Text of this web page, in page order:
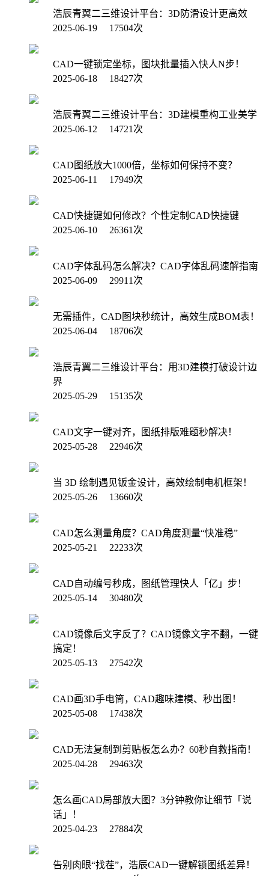
浩辰青翼二三维设计平台：3D防滑设计更高效
2025-06-19 17504次
CAD一键锁定坐标，图块批量插入快人N步！
2025-06-18 18427次
浩辰青翼二三维设计平台：3D建模重构工业美学
2025-06-12 14721次
CAD图纸放大1000倍，坐标如何保持不变？
2025-06-11 17949次
CAD快捷键如何修改？个性定制CAD快捷键
2025-06-10 26361次
CAD字体乱码怎么解决？CAD字体乱码速解指南
2025-06-09 29911次
无需插件，CAD图块秒统计，高效生成BOM表！
2025-06-04 18706次
浩辰青翼二三维设计平台：用3D建模打破设计边
界
2025-05-29 15135次
CAD文字一键对齐，图纸排版难题秒解决！
2025-05-28 22946次
当 3D 绘制遇见钣金设计，高效绘制电机框架！
2025-05-26 13660次
CAD怎么测量角度？CAD角度测量“快准稳”
2025-05-21 22233次
CAD自动编号秒成，图纸管理快人「亿」步！
2025-05-14 30480次
CAD镜像后文字反了？CAD镜像文字不翻，一键
搞定！
2025-05-13 27542次
CAD画3D手电筒，CAD趣味建模、秒出图！
2025-05-08 17438次
CAD无法复制到剪贴板怎么办？60秒自救指南！
2025-04-28 29463次
怎么画CAD局部放大图？3分钟教你让细节「说
话」！
2025-04-23 27884次
告别肉眼“找茬”，浩辰CAD一键解锁图纸差异！